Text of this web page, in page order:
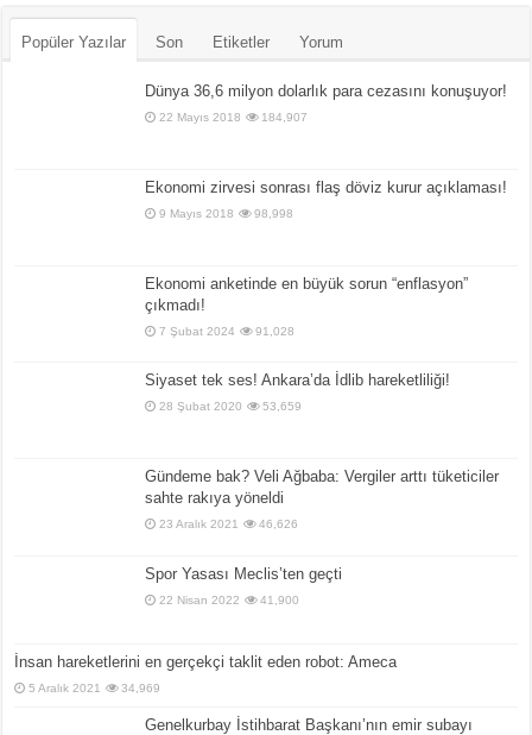
Popüler Yazılar Son Etiketler Yorum
Dünya 36,6 milyon dolarlık para cezasını konuşuyor!
22 Mayıs 2018 184,907
Ekonomi zirvesi sonrası flaş döviz kurur açıklaması!
9 Mayıs 2018 98,998
Ekonomi anketinde en büyük sorun “enflasyon”
çıkmadı!
7 Şubat 2024 91,028
Siyaset tek ses! Ankara’da İdlib hareketliliği!
28 Şubat 2020 53,659
Gündeme bak? Veli Ağbaba: Vergiler arttı tüketiciler
sahte rakıya yöneldi
23 Aralık 2021 46,626
Spor Yasası Meclis’ten geçti
22 Nisan 2022 41,900
İnsan hareketlerini en gerçekçi taklit eden robot: Ameca
5 Aralık 2021 34,969
Genelkurbay İstihbarat Başkanı’nın emir subayı